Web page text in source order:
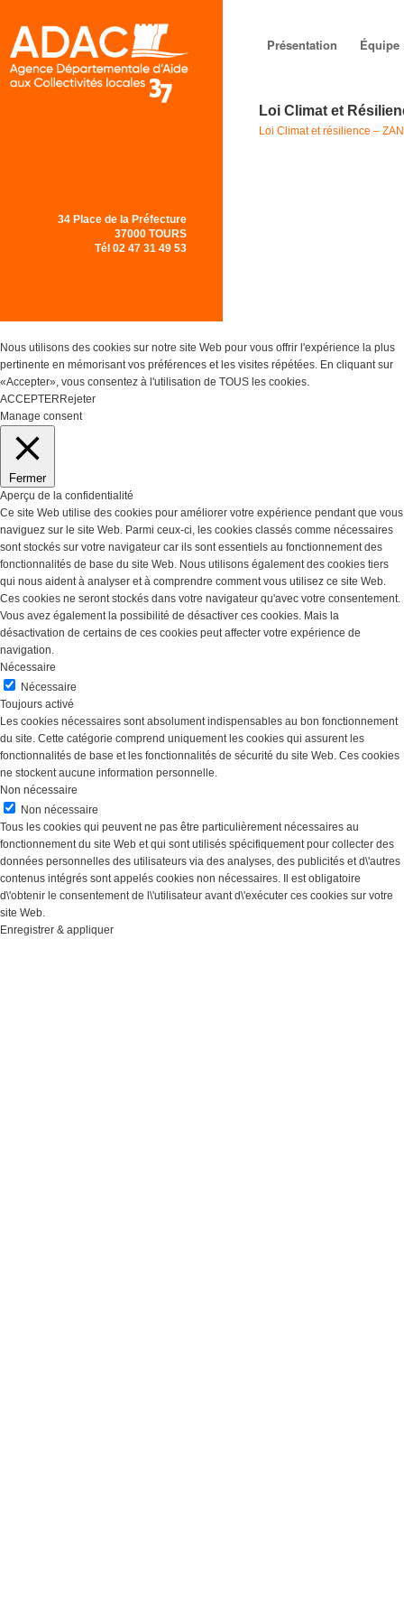
Aller au
principal
Aller au
secondaire
Présentation Équipe
34 Place de la Préfecture
37000 TOURS
Tél 02 47 31 49 53
Loi Climat et
Loi Climat et résilience – ZAN
Nous utilisons des cookies sur notre site Web pour vous offrir l'expérience la plus
pertinente en mémorisant vos préférences et les visites répétées. En cliquant sur
«Accepter», vous consentez à l'utilisation de TOUS les cookies.
ACCEPTER Rejeter
Manage consent
Fermer
Aperçu de la confidentialité
Ce site Web utilise des cookies pour améliorer votre expérience pendant que vous
naviguez sur le site Web. Parmi ceux-ci, les cookies classés comme nécessaires
sont stockés sur votre navigateur car ils sont essentiels au fonctionnement des
fonctionnalités de base du site Web. Nous utilisons également des cookies tiers
qui nous aident à analyser et à comprendre comment vous utilisez ce site Web.
Ces cookies ne seront stockés dans votre navigateur qu'avec votre consentement.
Vous avez également la possibilité de désactiver ces cookies. Mais la
désactivation de certains de ces cookies peut affecter votre expérience de
navigation.
Nécessaire
Nécessaire
Toujours activé
Les cookies nécessaires sont absolument indispensables au bon fonctionnement
du site. Cette catégorie comprend uniquement les cookies qui assurent les
fonctionnalités de base et les fonctionnalités de sécurité du site Web. Ces cookies
ne stockent aucune information personnelle.
Non nécessaire
Non nécessaire
Tous les cookies qui peuvent ne pas être particulièrement nécessaires au
fonctionnement du site Web et qui sont utilisés spécifiquement pour collecter des
données personnelles des utilisateurs via des analyses, des publicités et d\'autres
contenus intégrés sont appelés cookies non nécessaires. Il est obligatoire
d\'obtenir le consentement de l\'utilisateur avant d\'exécuter ces cookies sur votre
site Web.
Enregistrer & appliquer